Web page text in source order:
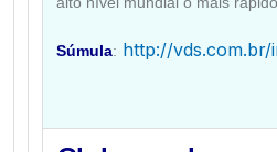
Súmula: http://vds.com.br/